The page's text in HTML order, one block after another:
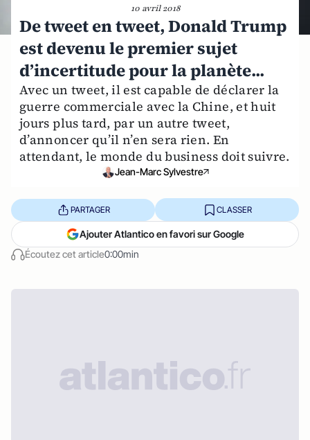
10 avril 2018
De tweet en tweet, Donald Trump
est devenu le premier sujet
d’incertitude pour la planète...
Avec un tweet, il est capable de déclarer la
guerre commerciale avec la Chine, et huit
jours plus tard, par un autre tweet,
d’annoncer qu’il n’en sera rien. En
attendant, le monde du business doit suivre.
Jean-Marc Sylvestre
Écoutez cet article0:00min
PARTAGER CLASSER
Ajouter Atlantico en favori sur Google